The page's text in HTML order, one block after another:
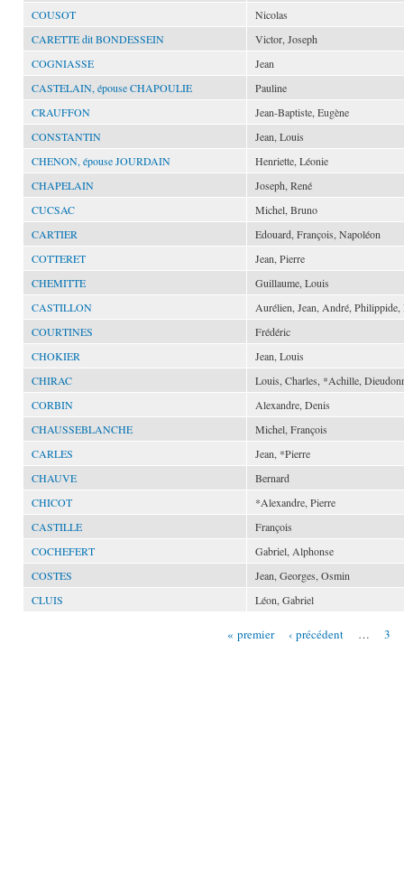
COUSOT
Nicolas
CARETTE dit BONDESSEIN
Victor, Joseph
COGNIASSE
Jean
CASTELAIN, épouse CHAPOULIE
Pauline
CRAUFFON
Jean-Baptiste, Eugène
CONSTANTIN
Jean, Louis
CHENON, épouse JOURDAIN
Henriette, Léonie
CHAPELAIN
Joseph, René
CUCSAC
Michel, Bruno
CARTIER
Edouard, François, Napoléon
COTTERET
Jean, Pierre
CHEMITTE
Guillaume, Louis
CASTILLON
Aurélien, Jean, André, Philippide,
COURTINES
Frédéric
CHOKIER
Jean, Louis
CHIRAC
Louis, Charles, *Achille,
CORBIN
Alexandre, Denis
CHAUSSEBLANCHE
Michel, François
CARLES
Jean, *Pierre
CHAUVE
Bernard
CHICOT
*Alexandre, Pierre
CASTILLE
François
COCHEFERT
Gabriel, Alphonse
COSTES
Jean, Georges, Osmin
CLUIS
Léon, Gabriel
« premier ‹ précédent … 3